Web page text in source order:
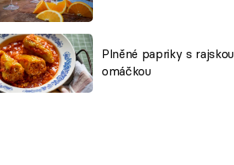
Plněné papriky s rajskou
omáčkou